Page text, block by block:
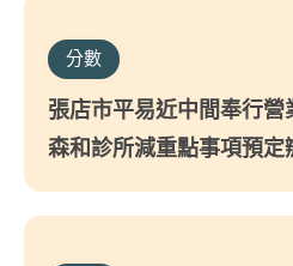
分數
張店市平易近中間奉行
森和診所減重點事項預定